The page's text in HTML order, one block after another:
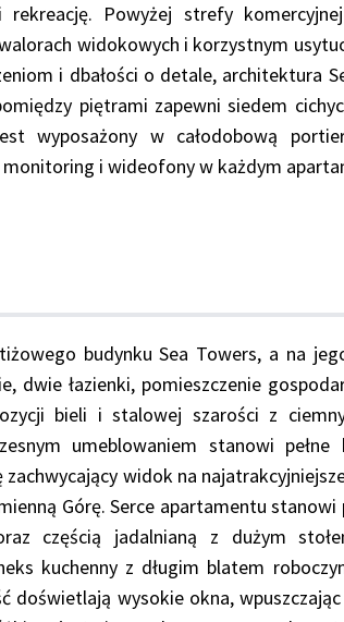
Powyżej strefy
widokowych i korzystnym
i dbałości o detale, architektura
piętrami zapewni siedem
wyposażony w całodobową
i wideofony w każdym
budynku Sea Towers, a na
dwie łazienki, pomieszczenie
bieli i stalowej szarości z
umeblowaniem stanowi pełne
widok na
Górę. Serce apartamentu
częścią jadalnianą z dużym
kuchenny z długim blatem
doświetlają wysokie okna,